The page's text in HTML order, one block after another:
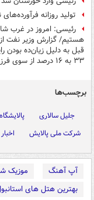
تولید روزانه فرآورده‌های نفتی ۱۰۰ هزار بشکه
رئیسی: امروز در غرب
قبل به دلیل زیان‌ده بودن
۳۳ به ۱۶ درصد از سوی فرزین
برچسب‌ها
جلیل سالاری
شرکت ملی پالایش
آپ آهنگ موزیک
بهترین هتل های